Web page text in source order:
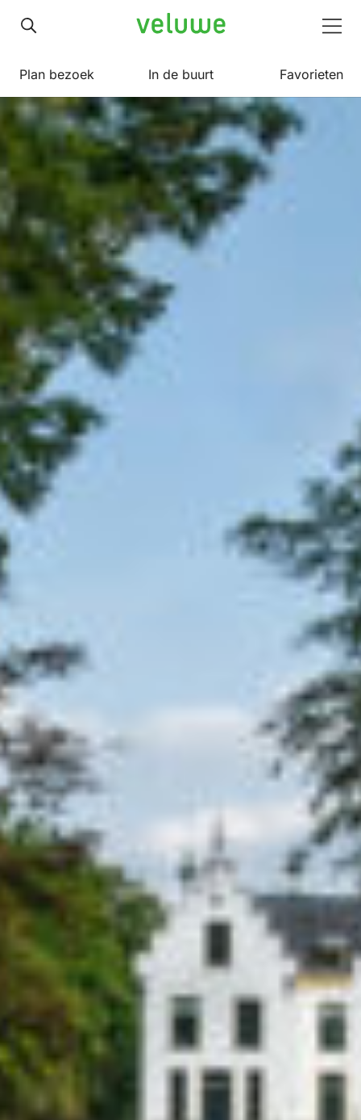
Veluwe
Plan bezoek In de buurt Favorieten